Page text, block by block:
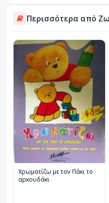
Περισσότερα από
Χρωματίζω με τον Πάκι το
αρκουδάκι